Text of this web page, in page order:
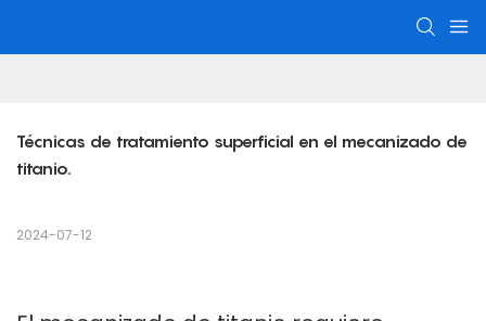
Técnicas de tratamiento superficial en el mecanizado de
titanio.
2024-07-12